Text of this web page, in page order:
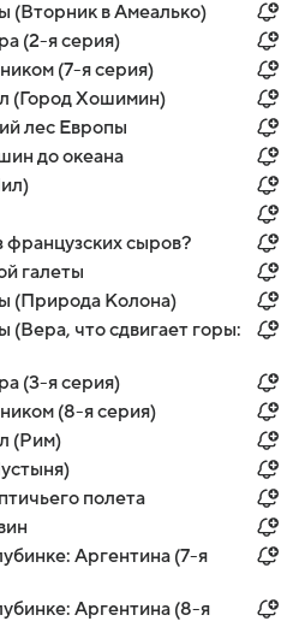
(Вторник в Амеалько)
(2-я серия)
(7-я серия)
(Город Хошимин)
лес Европы
до океана
сыров?
галеты
(Природа Колона)
что сдвигает горы:
(3-я серия)
(8-я серия)
(Рим)
полета
Аргентина (7-я
Аргентина (8-я